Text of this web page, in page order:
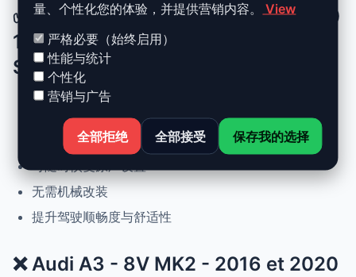
✅ Audi A3 - 8V MK2 - 2016 et 2020
1.4 TFSI e-tron S tronic - 204ch
Stage 1 升级优势
动力提升高达 +30%，扭矩提升 +25%
正常驾驶下优化油耗
可随时恢复原厂设置
无需机械改装
提升驾驶顺畅度与舒适性
❌ Audi A3 - 8V MK2 - 2016 et 2020
量、个性化您的体验，并提供营销内容。
View
严格必要（始终启用）
性能与统计
个性化
营销与广告
全部拒绝 全部接受 保存我的选择